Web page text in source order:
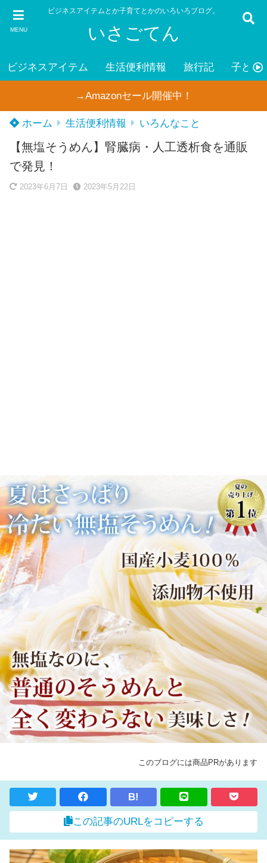
MENU
ビジネスアイテムとか子育てとかのいろいろブログ。
いさごてん
ビジネスアイテム 生活便利情報 旅行記 子ども
→Amazonセール開催中！
ホーム 生活便利情報 いろんなこと
【無塩そうめん】腎臓病・人工透析食を通販
で発見！
2023年6月7日 2023年5月22日
このブログには商品PRがあります
B!
この記事のURLをコピーする